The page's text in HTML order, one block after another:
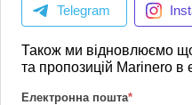
Telegram
Також ми відновлюємо
та пропозицій Marinero в
Електронна пошта*